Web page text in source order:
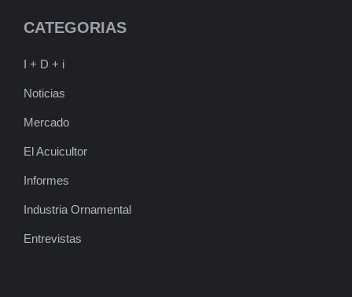
CATEGORIAS
I + D + i
Noticias
Mercado
El Acuicultor
Informes
Industria Ornamental
Entrevistas